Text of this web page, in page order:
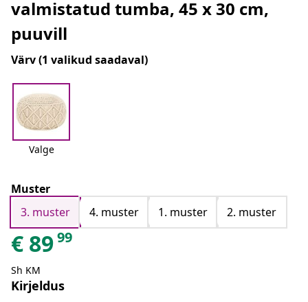
valmistatud tumba, 45 x 30 cm,
puuvill
Värv(1 valikud saadaval)
Valge
Muster
3. muster
4. muster 1. muster 2. muster
€ 8999
Sh KM
Kirjeldus